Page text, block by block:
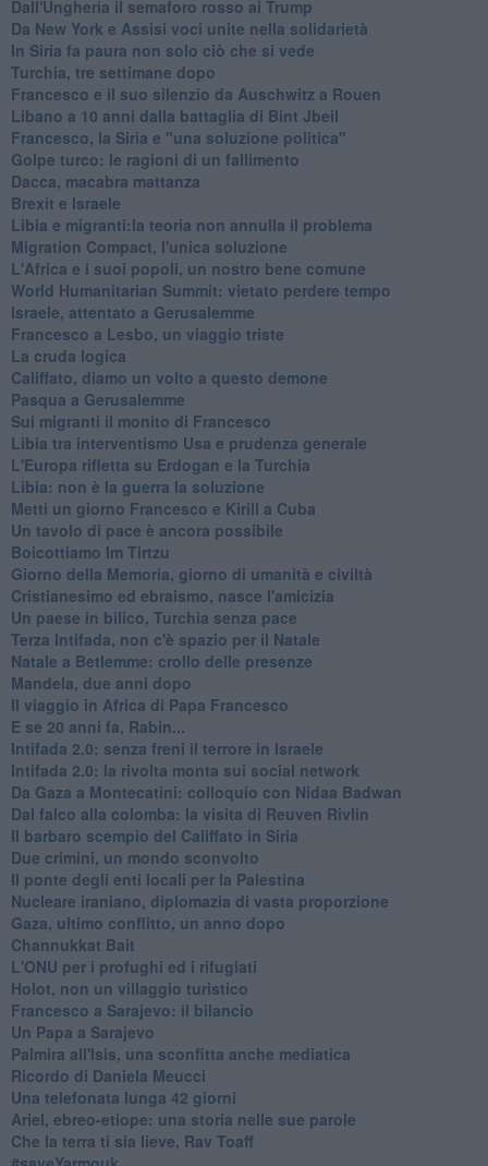
Dall'Ungheria il semaforo rosso ai Trump
Da New York e Assisi voci unite nella solidarietà
In Siria fa paura non solo ciò che si vede
Turchia, tre settimane dopo
Francesco e il suo silenzio da Auschwitz a Rouen
Libano a 10 anni dalla battaglia di Bint Jbeil
Francesco, la Siria e "una soluzione politica"
Golpe turco: le ragioni di un fallimento
Dacca, macabra mattanza
Brexit e Israele
Libia e migranti:la teoria non annulla il problema
Migration Compact, l'unica soluzione
L'Africa e i suoi popoli, un nostro bene comune
World Humanitarian Summit: vietato perdere tempo
Israele, attentato a Gerusalemme
Francesco a Lesbo, un viaggio triste
La cruda logica
Califfato, diamo un volto a questo demone
Pasqua a Gerusalemme
Sui migranti il monito di Francesco
Libia tra interventismo Usa e prudenza generale
L'Europa rifletta su Erdogan e la Turchia
Libia: non è la guerra la soluzione
Metti un giorno Francesco e Kirill a Cuba
Un tavolo di pace è ancora possibile
Boicottiamo Im Tirtzu
Giorno della Memoria, giorno di umanità e civiltà
Cristianesimo ed ebraismo, nasce l'amicizia
Un paese in bilico, Turchia senza pace
Terza Intifada, non c'è spazio per il Natale
Natale a Betlemme: crollo delle presenze
Mandela, due anni dopo
Il viaggio in Africa di Papa Francesco
E se 20 anni fa, Rabin...
Intifada 2.0: senza freni il terrore in Israele
Intifada 2.0: la rivolta monta sui social network
Da Gaza a Montecatini: colloquio con Nidaa Badwan
Dal falco alla colomba: la visita di Reuven Rivlin
Il barbaro scempio del Califfato in Siria
Due crimini, un mondo sconvolto
Il ponte degli enti locali per la Palestina
Nucleare iraniano, diplomazia di vasta proporzione
Gaza, ultimo conflitto, un anno dopo
Channukkat Bait
L'ONU per i profughi ed i rifugiati
Holot, non un villaggio turistico
Francesco a Sarajevo: il bilancio
Un Papa a Sarajevo
Palmira all'Isis, una sconfitta anche mediatica
Ricordo di Daniela Meucci
​Una telefonata lunga 42 giorni
​Ariel, ebreo-etiope: una storia nelle sue parole
Che la terra ti sia lieve, Rav Toaff